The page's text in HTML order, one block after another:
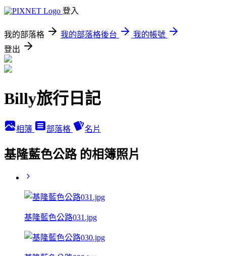
登入
我的部落格 我的部落格後台
我的帳號
登出
Billy旅行日記
相簿 部落格 名片
基隆藍色公路 的相簿照片
基隆藍色公路031.jpg